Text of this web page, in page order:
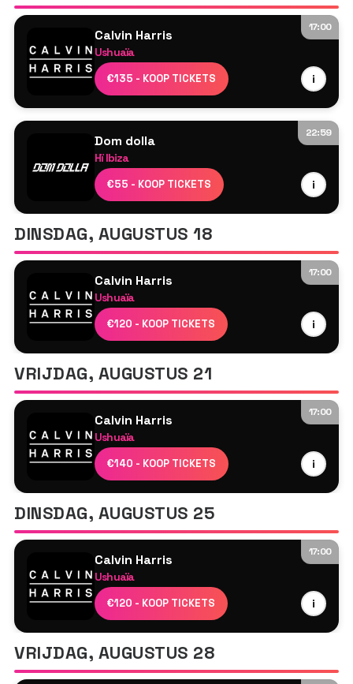
17:00
Calvin Harris
Ushuaïa
€135 - KOOP TICKETS i
Calvin Harris
MK
Tyson O'Brien
22:59
Dom dolla
Hï Ibiza
€55 - KOOP TICKETS i
Dom Dolla
DJ Seinfeld B2B HAAi
Papa Nugs
Tyson O'Brien
Ewan McVicar
Sally C
Jasper James
DINSDAG, AUGUSTUS 18
17:00
Calvin Harris
Ushuaïa
€120 - KOOP TICKETS i
Calvin Harris
Armand Van Helden
Tyson O'Brien
VRIJDAG, AUGUSTUS 21
17:00
Calvin Harris
Ushuaïa
€140 - KOOP TICKETS i
Calvin Harris
MK
Tyson O'Brien
DINSDAG, AUGUSTUS 25
17:00
Calvin Harris
Ushuaïa
€120 - KOOP TICKETS i
Calvin Harris
Romy
Tyson O'Brien
VRIJDAG, AUGUSTUS 28